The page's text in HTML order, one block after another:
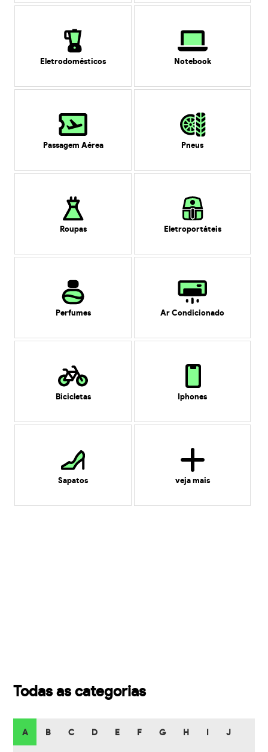
Eletrodomésticos Notebook
Passagem Aérea Pneus
Roupas Eletroportáteis
Perfumes Ar Condicionado
Bicicletas Iphones
Sapatos veja mais
Todas as categorias
A B C D E F G H J